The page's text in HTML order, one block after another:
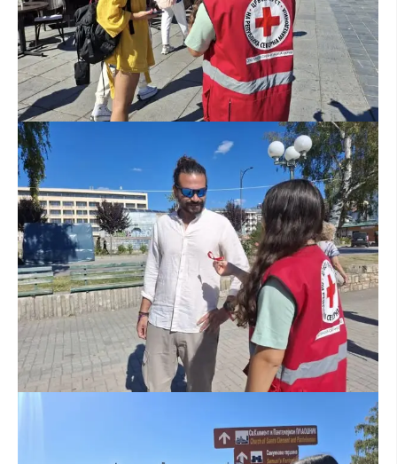
ТИМОВИ НА ООЦК ОХРИД
ПРОЕКТИ – ПОДГОТВЕНОСТ И ДЕЈСТВУВАЊЕ ПРИ КАТАСТРОФИ
ОДНОСИ СО ЈАВНОСТ
ИСТРАЖУВАЊЕ НА ЈАВНО МИСЛЕЊЕ
МЕЃУНАРОДНА СОРАБОТКА
ЗНАЧЕЊЕ НА СЛУЖБАТА ЗА БАРАЊЕ
ФОРМУЛАРИ ЗА БАРАЊА
ЗДРАВСТВЕНО ПРЕВЕНТИВНА ДЕЈНОСТ
ПРВА ПОМОШ
КРВОДАРИТЕЛСТВО
ИНФОРМАЦИИ ЗА БОЛЕСТИ
МЕНАЏМЕНТ НА ВОЛОНТЕРИ
ЗА НАС